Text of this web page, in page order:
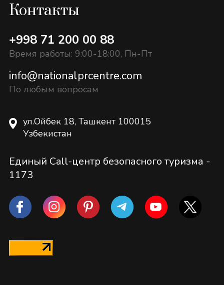
Контакты
+998 71 200 00 88
Время работы: 9:00-18:00, Пн-Пт
info@nationalprcentre.com
По любым вопросам
ул.Ойбек 18, Ташкент 100015
Узбекистан
Единый Call-центр безопасного туризма -
1173